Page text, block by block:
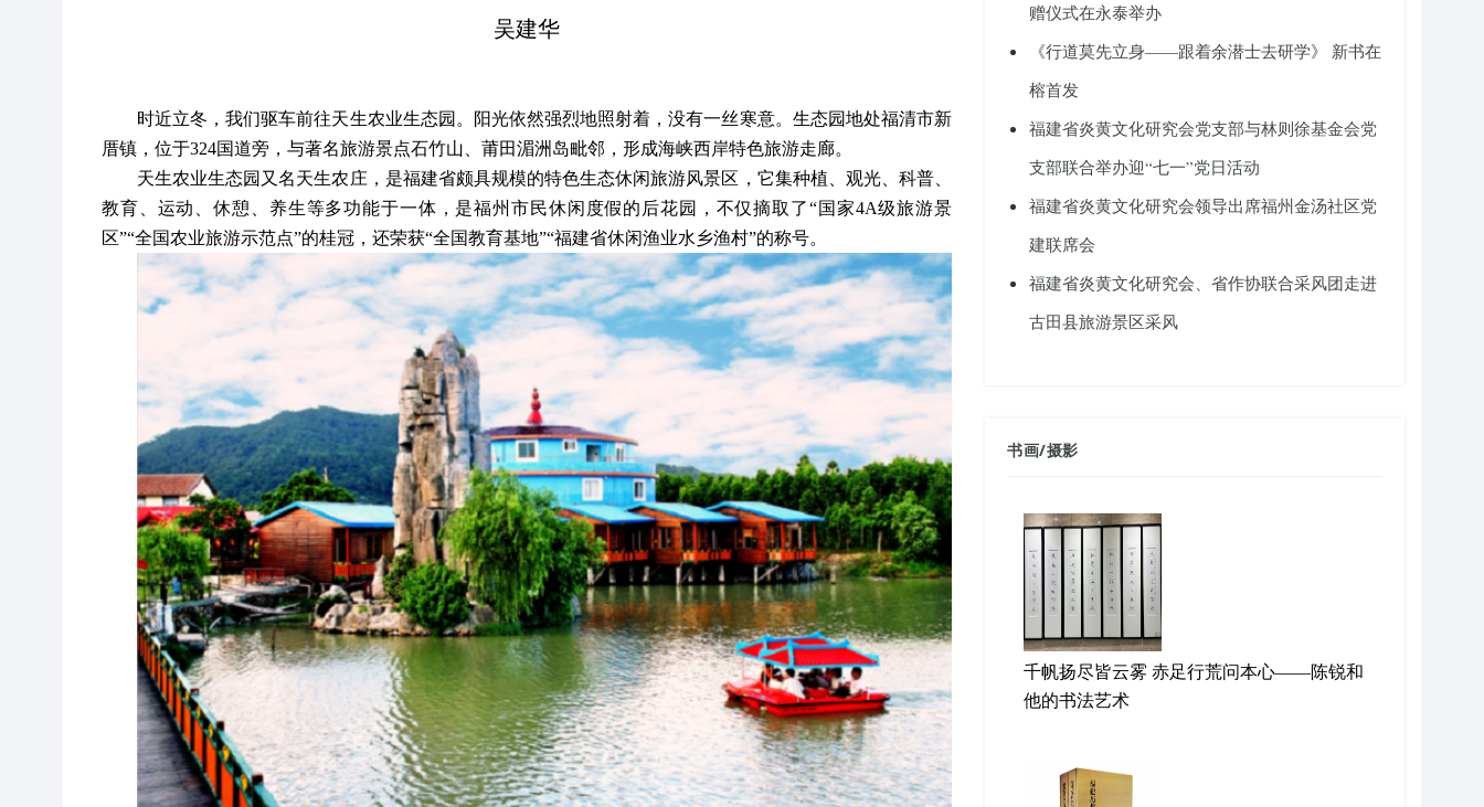
吴建华
时近立冬，我们驱车前往天生农业生态园。阳光依然强烈地照射着，没有一丝寒意。生态园地处福清市新
厝镇，位于324国道旁，与著名旅游景点石竹山、莆田湄洲岛毗邻，形成海峡西岸特色旅游走廊。
天生农业生态园又名天生农庄，是福建省颇具规模的特色生态休闲旅游风景区，它集种植、观光、科普、
教育、运动、休憩、养生等多功能于一体，是福州市民休闲度假的后花园，不仅摘取了“国家4A级旅游景
区”“全国农业旅游示范点”的桂冠，还荣获“全国教育基地”“福建省休闲渔业水乡渔村”的称号。
赠仪式在永泰举办
《行道莫先立身——跟着余潜士去研学》 新书在
榕首发
福建省炎黄文化研究会党支部与林则徐基金会党
支部联合举办迎“七一”党日活动
福建省炎黄文化研究会领导出席福州金汤社区党
建联席会
福建省炎黄文化研究会、省作协联合采风团走进
古田县旅游景区采风
书画/摄影
千帆扬尽皆云雾 赤足行荒问本心——陈锐和
他的书法艺术